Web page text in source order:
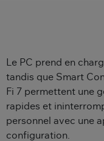
Le PC prend en
tandis que Smart
Fi 7 permettent une
rapides et
personnel avec une
configuration.